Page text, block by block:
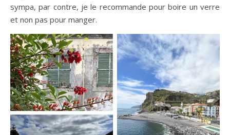
sympa, par contre, je le recommande pour boire un verre
et non pas pour manger.